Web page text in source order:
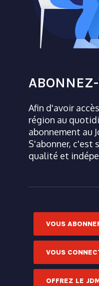
Afin d'avoir
région au
abonnement au
S'abonner, c'est
qualité et
VOUS
VOUS
OFFREZ LE